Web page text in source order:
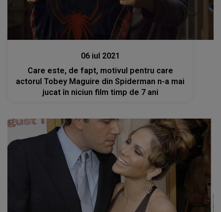
Stiri
06 iul 2021
Care este, de fapt, motivul pentru care
actorul Tobey Maguire din Spiderman n-a mai
jucat în niciun film timp de 7 ani